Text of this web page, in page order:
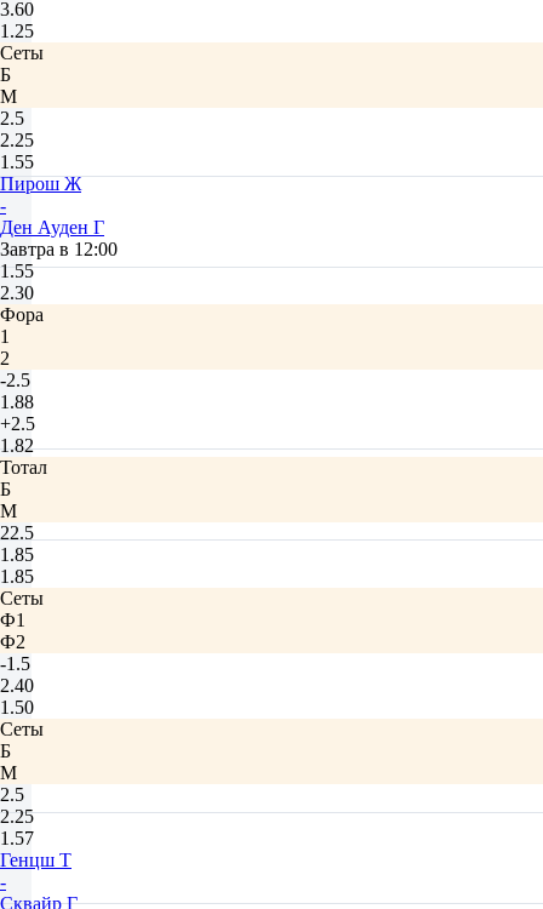
3.60
1.25
Сеты
Б
М
2.5
2.25
1.55
Пирош Ж
-
Ден Ауден Г
Завтра в 12:00
1.55
2.30
Фора
1
2
-2.5
1.88
+2.5
1.82
Тотал
Б
М
22.5
1.85
1.85
Сеты
Ф1
Ф2
-1.5
2.40
1.50
Сеты
Б
М
2.5
2.25
1.57
Генцш Т
-
Сквайр Г